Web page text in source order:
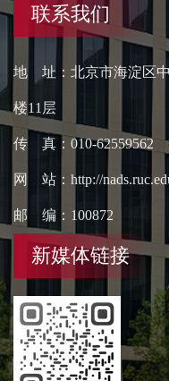
联系我们
地 址：北京市海淀区
楼11层
传 真：010-62559562
网 站：http://
邮 编：100872
新媒体链接